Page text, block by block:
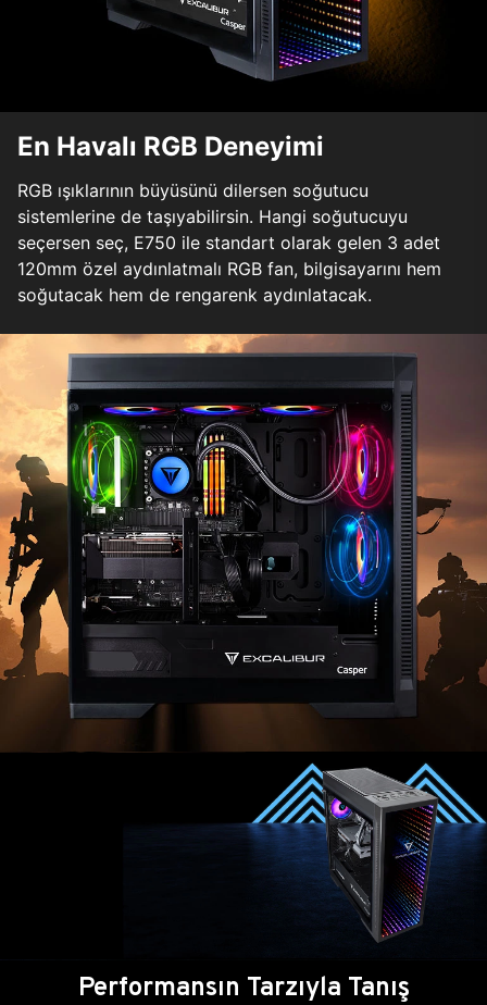
En Havalı RGB Deneyimi
RGB ışıklarının büyüsünü dilersen soğutucu
sistemlerine de taşıyabilirsin. Hangi soğutucuyu
seçersen seç, E750 ile standart olarak gelen 3 adet
120mm özel aydınlatmalı RGB fan, bilgisayarını hem
soğutacak hem de rengarenk aydınlatacak.
Performansın Tarzıyla Tanış